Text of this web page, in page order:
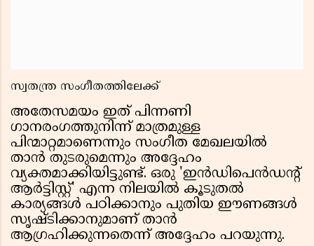
സ്വതന്ത്ര സംഗീതത്തിലേക്ക്
അതേസമയം ഇത് പിന്നണി
ഗാനരംഗത്തുനിന്ന് മാത്രമുള്ള
പിന്മാറ്റമാണെന്നും സംഗീത മേഖലയിൽ
താൻ തുടരുമെന്നും അദ്ദേഹം
വ്യക്തമാക്കിയിട്ടുണ്ട്. ഒരു 'ഇൻഡിപെൻഡന്റ്
ആർട്ടിസ്റ്റ്' എന്ന നിലയിൽ കൂടുതൽ
കാര്യങ്ങൾ പഠിക്കാനും പുതിയ ഈണങ്ങൾ
സൃഷ്ടിക്കാനുമാണ് താൻ
ആഗ്രഹിക്കുന്നതെന്ന് അദ്ദേഹം പറയുന്നു.